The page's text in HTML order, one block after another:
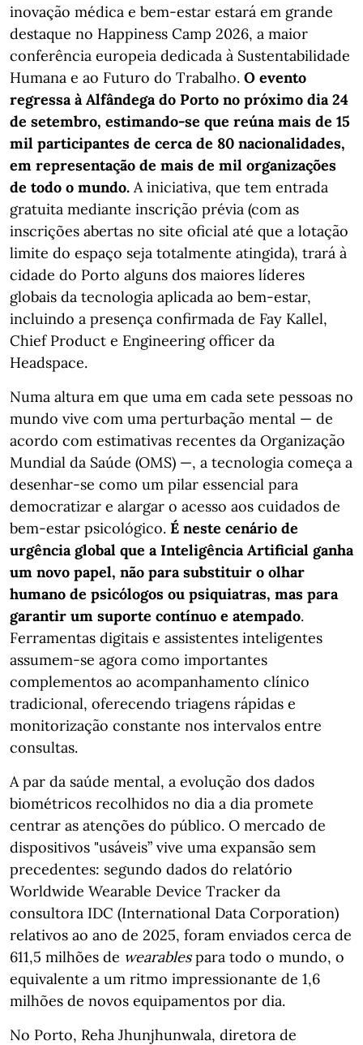
inovação médica e bem-estar estará em grande
destaque no Happiness Camp 2026, a maior
conferência europeia dedicada à Sustentabilidade
Humana e ao Futuro do Trabalho. O evento
regressa à Alfândega do Porto no próximo dia 24
de setembro, estimando-se que reúna mais de 15
mil participantes de cerca de 80 nacionalidades,
em representação de mais de mil organizações
de todo o mundo. A iniciativa, que tem entrada
gratuita mediante inscrição prévia (com as
inscrições abertas no site oficial até que a lotação
limite do espaço seja totalmente atingida), trará à
cidade do Porto alguns dos maiores líderes
globais da tecnologia aplicada ao bem-estar,
incluindo a presença confirmada de Fay Kallel,
Chief Product e Engineering officer da
Headspace.
Numa altura em que uma em cada sete pessoas no
mundo vive com uma perturbação mental — de
acordo com estimativas recentes da Organização
Mundial da Saúde (OMS) —, a tecnologia começa a
desenhar-se como um pilar essencial para
democratizar e alargar o acesso aos cuidados de
bem-estar psicológico. É neste cenário de
urgência global que a Inteligência Artificial ganha
um novo papel, não para substituir o olhar
humano de psicólogos ou psiquiatras, mas para
garantir um suporte contínuo e atempado.
Ferramentas digitais e assistentes inteligentes
assumem-se agora como importantes
complementos ao acompanhamento clínico
tradicional, oferecendo triagens rápidas e
monitorização constante nos intervalos entre
consultas.
A par da saúde mental, a evolução dos dados
biométricos recolhidos no dia a dia promete
centrar as atenções do público. O mercado de
dispositivos "usáveis” vive uma expansão sem
precedentes: segundo dados do relatório
Worldwide Wearable Device Tracker da
consultora IDC (International Data Corporation)
relativos ao ano de 2025, foram enviados cerca de
611,5 milhões de wearablespara todo o mundo, o
equivalente a um ritmo impressionante de 1,6
milhões de novos equipamentos por dia.
No Porto, Reha Jhunjhunwala, diretora de